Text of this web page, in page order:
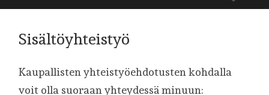
Sisältöyhteistyö
Kaupallisten yhteistyöehdotusten kohdalla
voit olla suoraan yhteydessä minuun: